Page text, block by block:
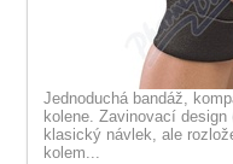
Jednoduchá bandáž,
kolene. Zavinovací
klasický návlek, ale
kolem...